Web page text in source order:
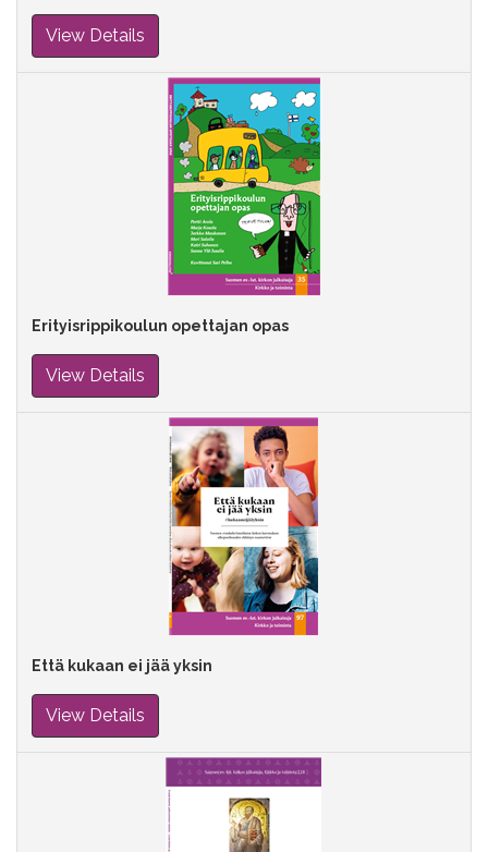
View Details
Erityisrippikoulun opettajan opas
View Details
Että kukaan ei jää yksin
View Details